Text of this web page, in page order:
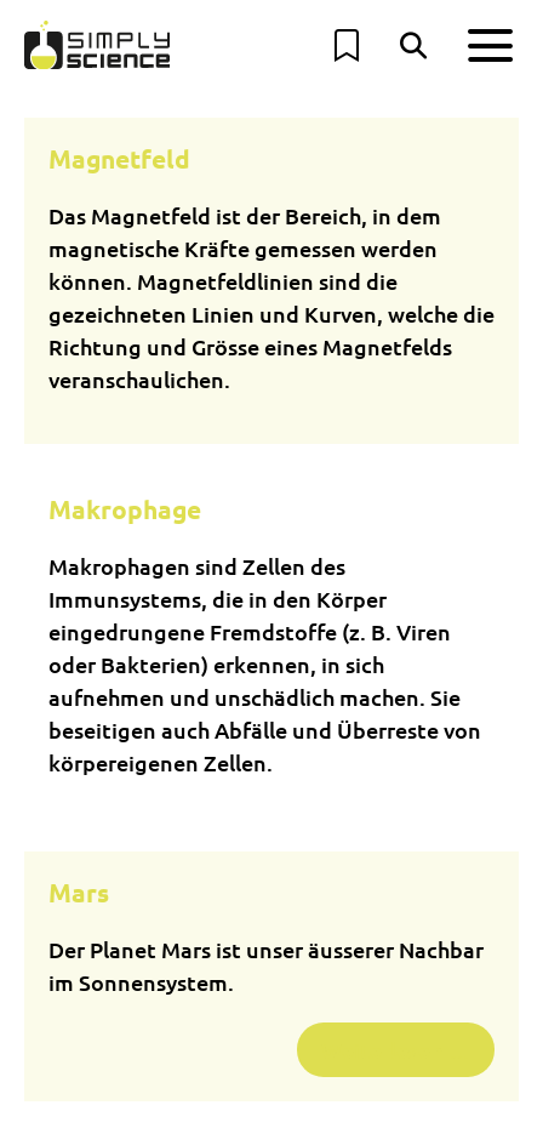
Magnetfeld
Das Magnetfeld ist der Bereich, in dem
magnetische Kräfte gemessen werden
können. Magnetfeldlinien sind die
gezeichneten Linien und Kurven, welche die
Richtung und Grösse eines Magnetfelds
veranschaulichen.
Makrophage
Makrophagen sind Zellen des
Immunsystems, die in den Körper
eingedrungene Fremdstoffe (z. B. Viren
oder Bakterien) erkennen, in sich
aufnehmen und unschädlich machen. Sie
beseitigen auch Abfälle und Überreste von
körpereigenen Zellen.
Mars
Der Planet Mars ist unser äusserer Nachbar
im Sonnensystem.